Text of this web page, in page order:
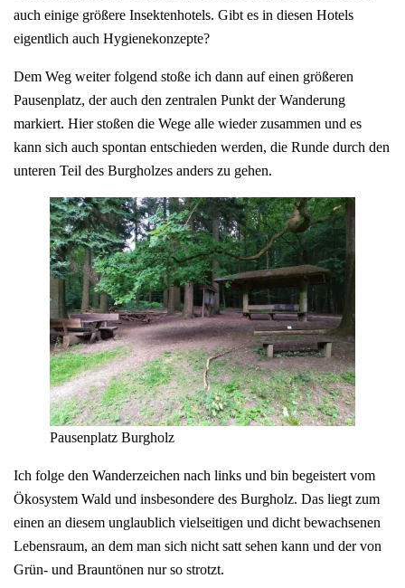
auch einige größere Insektenhotels. Gibt es in diesen Hotels
eigentlich auch Hygienekonzepte?
Dem Weg weiter folgend stoße ich dann auf einen größeren
Pausenplatz, der auch den zentralen Punkt der Wanderung
markiert. Hier stoßen die Wege alle wieder zusammen und es
kann sich auch spontan entschieden werden, die Runde durch den
unteren Teil des Burgholzes anders zu gehen.
Pausenplatz Burgholz
Ich folge den Wanderzeichen nach links und bin begeistert vom
Ökosystem Wald und insbesondere des Burgholz. Das liegt zum
einen an diesem unglaublich vielseitigen und dicht bewachsenen
Lebensraum, an dem man sich nicht satt sehen kann und der von
Grün- und Brauntönen nur so strotzt.